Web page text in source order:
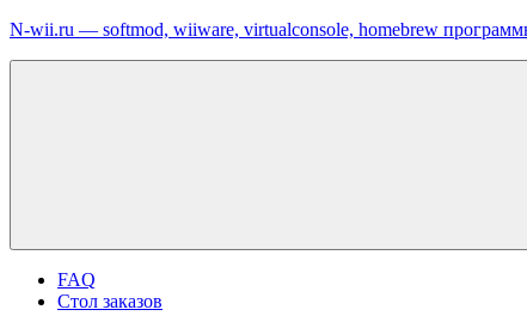
Перейти
N-wii.ru — softmod, wiiware, virtualconsole, homebrew
FAQ
Стол заказов